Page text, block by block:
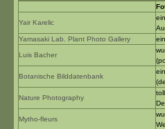
Yair Karelic
Yamasaki Lab. Plant Photo Gallery
Luis Bacher
Botanische Bilddatenbank
Nature Photography
Mytho-fleurs